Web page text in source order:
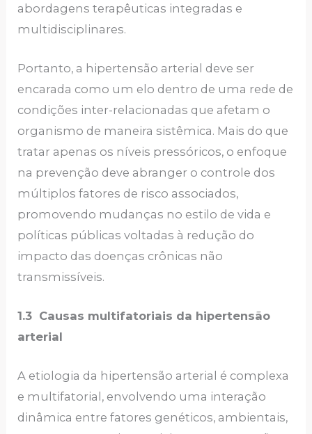
abordagens terapêuticas integradas e
multidisciplinares.
Portanto, a hipertensão arterial deve ser
encarada como um elo dentro de uma rede de
condições inter-relacionadas que afetam o
organismo de maneira sistêmica. Mais do que
tratar apenas os níveis pressóricos, o enfoque
na prevenção deve abranger o controle dos
múltiplos fatores de risco associados,
promovendo mudanças no estilo de vida e
políticas públicas voltadas à redução do
impacto das doenças crônicas não
transmissíveis.
1.3 Causas multifatoriais da hipertensão
arterial
A etiologia da hipertensão arterial é complexa
e multifatorial, envolvendo uma interação
dinâmica entre fatores genéticos, ambientais,